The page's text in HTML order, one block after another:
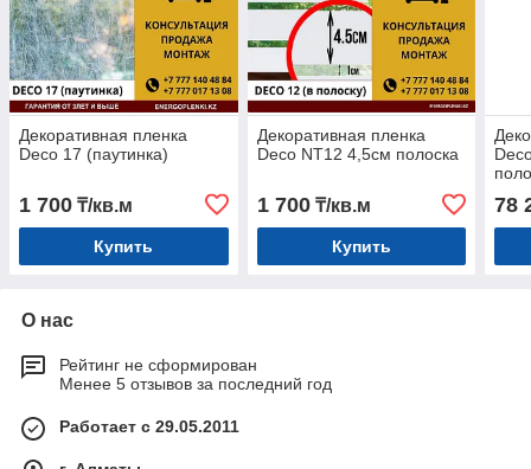
Декоративная пленка
Deco 17 (паутинка)
1 700 ₸/кв.м
Купить
Декоративная пленка
Deco NT12 4,5см полоска
1 700₸/кв.м
Купить
78
О нас
Рейтинг не сформирован
Менее 5 отзывов за последний год
Работает с 29.05.2011